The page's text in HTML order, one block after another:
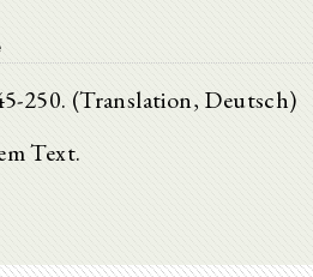
250. (Translation, Deutsch)
Text.